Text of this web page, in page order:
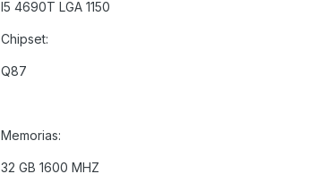
I5 4690T LGA 1150
Chipset:
Q87
Memorias:
32 GB 1600 MHZ